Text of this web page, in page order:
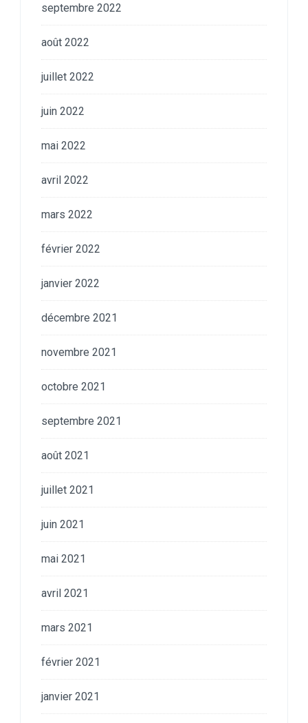
septembre 2022
août 2022
juillet 2022
juin 2022
mai 2022
avril 2022
mars 2022
février 2022
janvier 2022
décembre 2021
novembre 2021
octobre 2021
septembre 2021
août 2021
juillet 2021
juin 2021
mai 2021
avril 2021
mars 2021
février 2021
janvier 2021